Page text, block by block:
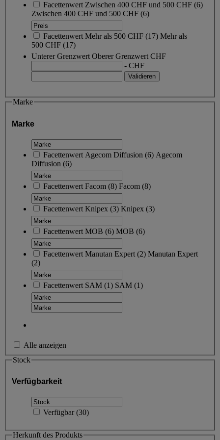
Facettenwert Zwischen 400 CHF und 500 CHF (6)
Zwischen 400 CHF und 500 CHF (6)
Facettenwert Mehr als 500 CHF (17) Mehr als
500 CHF (17)
Unterer Grenzwert Oberer GrenzwertCHF
- CHF
Marke
Marke
Facettenwert Agecom Diffusion (6) Agecom
Diffusion (6)
Facettenwert Facom (8) Facom (8)
Facettenwert Knipex (3) Knipex (3)
Facettenwert MOB (6) MOB (6)
Facettenwert Manutan Expert (2) Manutan Expert
(2)
Facettenwert SAM (1) SAM (1)
Alle anzeigen
Stock
Verfügbarkeit
Verfügbar(30)
Herkunft des Produkts